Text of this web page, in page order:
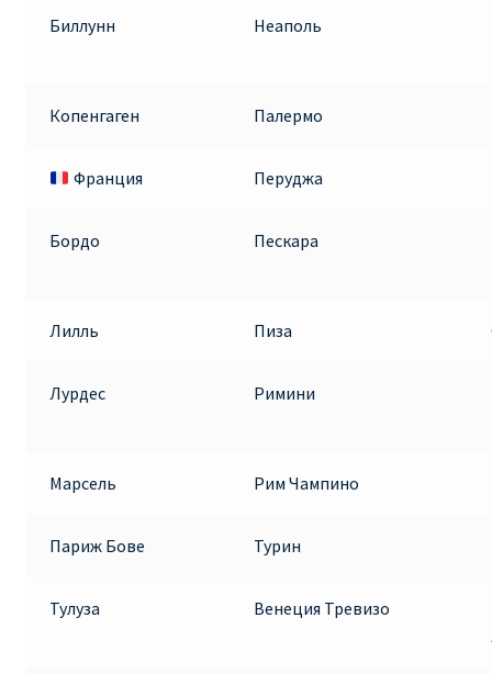
Биллунн Неаполь
Копенгаген Палермо
Франция Перуджа
Бордо Пескара
Лилль Пиза
Лурдес Римини
Марсель Рим Чампино
Париж Бове Турин
Тулуза Венеция Тревизо